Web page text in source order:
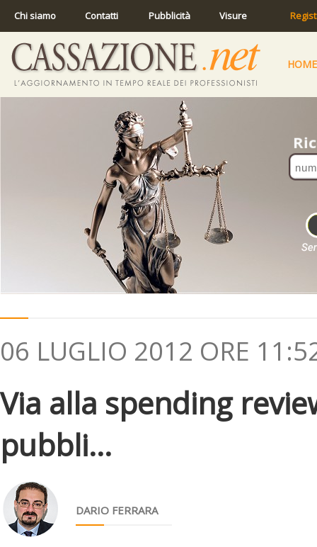
Chi siamo Contatti Pubblicità Visure
HOME
06 LUGLIO 2012 ORE
Via alla spending
pubbli...
DARIO FERRARA